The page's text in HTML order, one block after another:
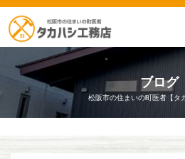
ブログ
松阪市の住まいの町医者【タ